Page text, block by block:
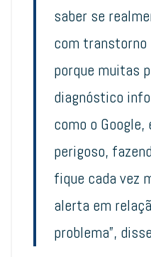
saber se
com transtorno
porque muitas
diagnóstico
como o
perigoso,
fique cada vez
alerta em
problema”,